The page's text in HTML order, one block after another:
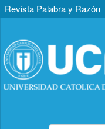
Revista Palabra y Razón
Contenido
principal
Barra
lateral